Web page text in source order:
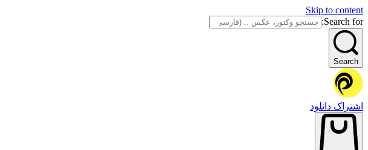
Skip to content
Search for:
Search
اشتراک دانلود